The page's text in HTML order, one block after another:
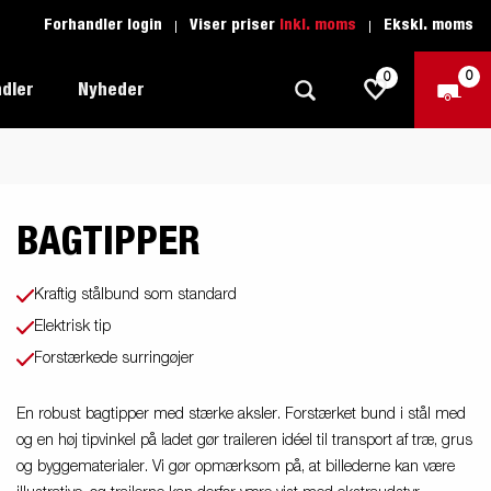
Forhandler login Viser priser Inkl. moms Ekskl. moms
Produktguide - Fritid
Produktguide - Erhverv
Produktguide - Vandsport
Produktguide - Entreprenør
Køreskole
1205 Limited Edition
Nyheder
0 0
BAGTIPPER
Kraftig stålbund som standard
Elektrisk tip
Forstærkede surringøjer
En robust bagtipper med stærke aksler. Forstærket bund i stål med
og en høj tipvinkel på ladet gør traileren idéel til transport af træ, grus
og byggematerialer. Vi gør opmærksom på, at billederne kan være